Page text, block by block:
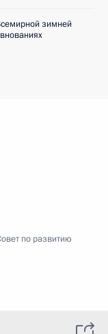
зимней
по развитию